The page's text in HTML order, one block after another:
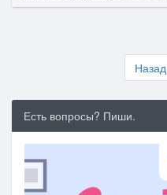
Назад
Есть вопросы? Пиши.